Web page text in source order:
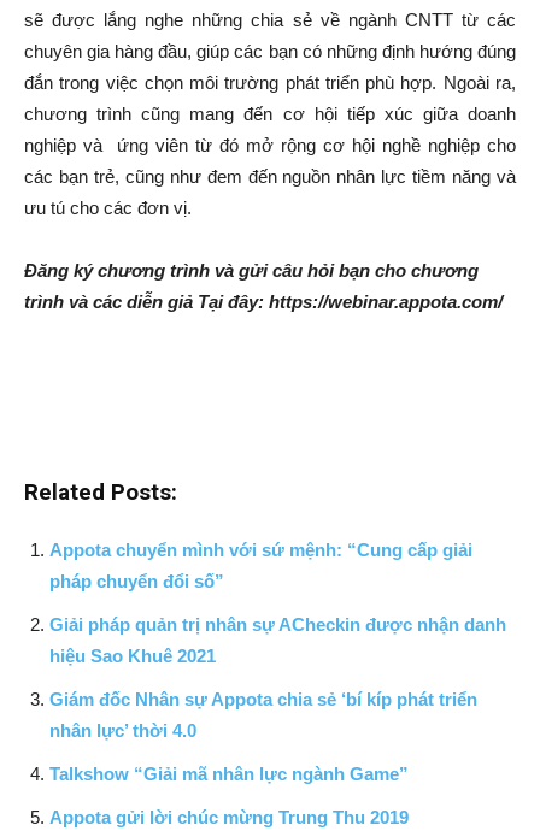
sẽ được lắng nghe những chia sẻ về ngành CNTT từ các
chuyên gia hàng đầu, giúp các bạn có những định hướng đúng
đắn trong việc chọn môi trường phát triển phù hợp. Ngoài ra,
chương trình cũng mang đến cơ hội tiếp xúc giữa doanh
nghiệp và ứng viên từ đó mở rộng cơ hội nghề nghiệp cho
các bạn trẻ, cũng như đem đến nguồn nhân lực tiềm năng và
ưu tú cho các đơn vị.
Đăng ký chương trình và gửi câu hỏi bạn cho chương
trình và các diễn giả Tại đây: https://webinar.appota.com/
Related Posts:
Appota chuyển mình với sứ mệnh: “Cung cấp giải
pháp chuyển đổi số”
Giải pháp quản trị nhân sự ACheckin được nhận danh
hiệu Sao Khuê 2021
Giám đốc Nhân sự Appota chia sẻ ‘bí kíp phát triển
nhân lực’ thời 4.0
Talkshow “Giải mã nhân lực ngành Game”
Appota gửi lời chúc mừng Trung Thu 2019